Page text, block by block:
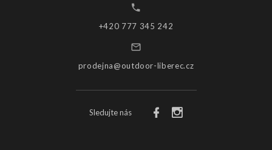
+420 777 345 242
prodejna@outdoor-liberec.cz
Sledujte nás